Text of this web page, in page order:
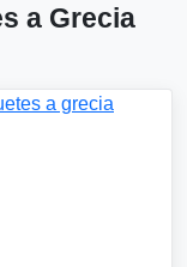
a Grecia